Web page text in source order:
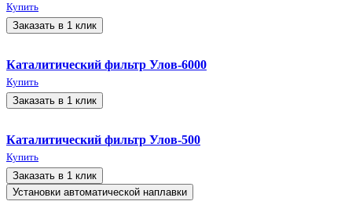
Купить
Заказать в 1 клик
Каталитический фильтр Улов-6000
Купить
Заказать в 1 клик
Каталитический фильтр Улов-500
Купить
Заказать в 1 клик
Установки автоматической наплавки